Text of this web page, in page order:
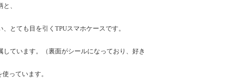
、
とても目を引くTPUスマホケースです。
ています。（裏面がシールになっており、好き
っています。